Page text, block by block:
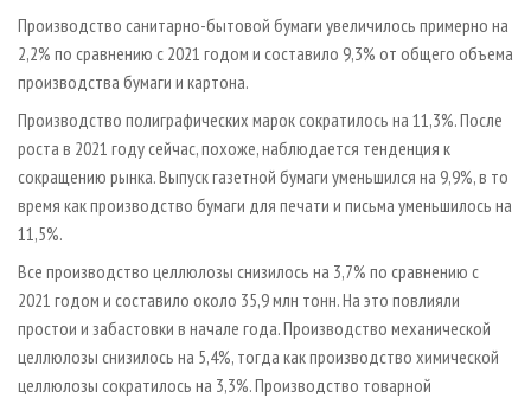
Производство санитарно-бытовой бумаги увеличилось примерно на
2,2% по сравнению с 2021 годом и составило 9,3% от общего объема
производства бумаги и картона.
Производство полиграфических марок сократилось на 11,3%. После
роста в 2021 году сейчас, похоже, наблюдается тенденция к
сокращению рынка. Выпуск газетной бумаги уменьшился на 9,9%, в то
время как производство бумаги для печати и письма уменьшилось на
11,5%.
Все производство целлюлозы снизилось на 3,7% по сравнению с
2021 годом и составило около 35,9 млн тонн. На это повлияли
простои и забастовки в начале года. Производство механической
целлюлозы снизилось на 5,4%, тогда как производство химической
целлюлозы сократилось на 3,3%. Производство товарной